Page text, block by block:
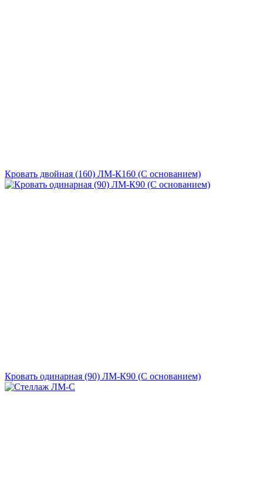
Кровать двойная (160) ЛМ-К160 (С основанием)
Кровать одинарная (90) ЛМ-К90 (С основанием)